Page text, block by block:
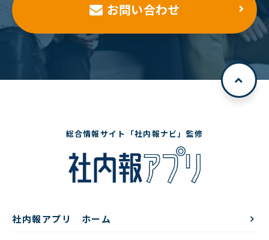
お問い合わせ
総合情報サイト「社内報ナビ」監修
社内報アプリ ホーム